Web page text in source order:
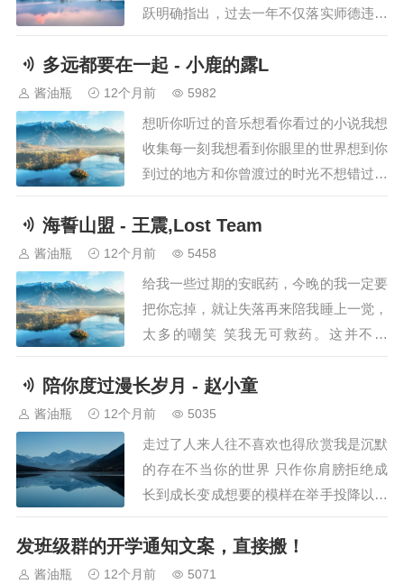
敢…
跃明确指出，过去一年不仅落实师德违规
“零容忍”，出台新时代师德师风建设长效
机制意见、制定教师职业行为十项准则，
更会同公安部严厉打击诋毁、污名教师等
违法行为，建立涉师不实举报澄清机制；
同时提及这是教育部时隔两年，再次在教
师节前夕就…
多远都要在一起 - 小鹿的露L
酱油瓶 12个月前 5982
想听你听过的音乐想看你看过的小说我想
收集每一刻我想看到你眼里的世界想到你
到过的地方和你曾渡过的时光不想错过每
一刻多希望我一直在你身旁未来何从何去
你快乐我也就没关系对你我最熟悉你爱自
由我却更爱你我能习惯远距离爱总是身不
由己宁愿换个方式至少还能遥远爱着你爱
能克服远距离多远都要在一起你已经不再
存在我世界里…
海誓山盟 - 王震,Lost Team
酱油瓶 12个月前 5458
给我一些过期的安眠药，今晚的我一定要
把你忘掉，就让失落再来陪我睡上一觉，
太多的嘲笑 笑我无可救药。这并不好
笑，思念也是一种预兆，我把你放在心
上，你却给我一刀，你的微笑，这其实并
不重要，这其实并不重要，我 年少你飘
渺，我们在爱的世界里面环绕，看不到，
我才能依靠，你说你一直会陪着我到老，
Ｗｈａｔ＇ｓ ａ…
陪你度过漫长岁月 - 赵小童
酱油瓶 12个月前 5035
走过了人来人往不喜欢也得欣赏我是沉默
的存在不当你的世界 只作你肩膀拒绝成
长到成长变成想要的模样在举手投降以前
让我再陪你一段陪你把沿路感想活出了答
案陪你把独自孤单变成了勇敢一次次失去
又重来 我没离开陪伴是 最长情的告白陪
发班级群的开学通知文案，直接搬！
酱油瓶 12个月前 5071